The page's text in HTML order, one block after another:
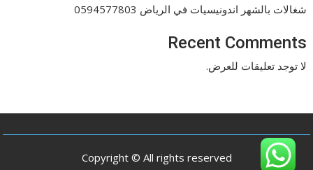
شغالات بالشهر اندونيسيات في الرياض 0594577803
Recent Comments
لا توجد تعليقات للعرض.
Copyright © All rights reserved